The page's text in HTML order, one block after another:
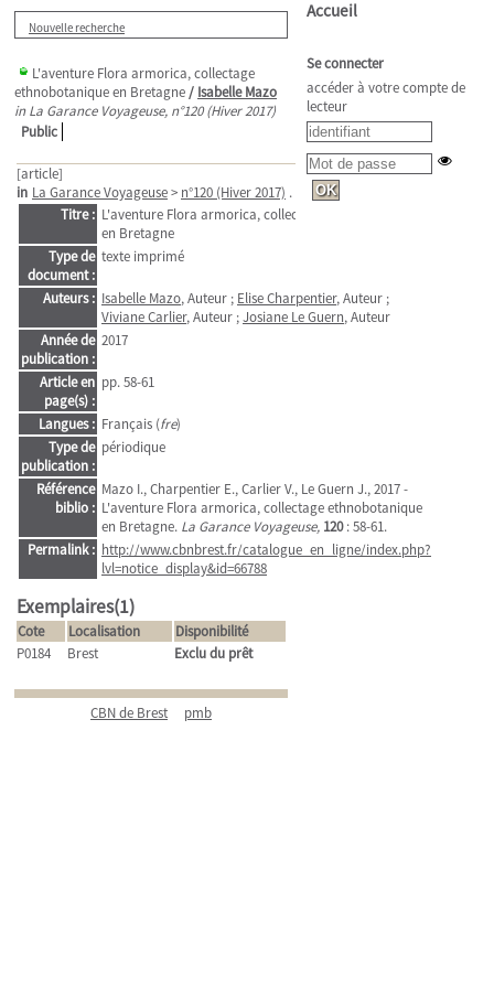
Nouvelle recherche
L'aventure Flora armorica, collectage
ethnobotanique en Bretagne/ Isabelle Mazo
in La Garance Voyageuse, n°120 (Hiver 2017)
Public
[article]
in La Garance Voyageuse> n°120 (Hiver 2017) . - pp. 58-61
Titre : L'aventure Flora armorica, collectage ethnobotanique
en Bretagne
Type de
document :
texte imprimé
Auteurs : Isabelle Mazo, Auteur ; Elise Charpentier, Auteur ;
Viviane Carlier, Auteur ;Josiane Le Guern, Auteur
Année de
publication :
2017
Article en
page(s) :
pp. 58-61
Langues : Français (fre)
Type de
publication :
périodique
Référence
biblio :
Mazo I., Charpentier E., Carlier V., Le Guern J., 2017 -
L'aventure Flora armorica, collectage ethnobotanique
en Bretagne. La Garance Voyageuse, 120: 58-61.
Permalink : http://www.cbnbrest.fr/catalogue_en_ligne/index.php?
lvl=notice_display&id=66788
Exemplaires(1)
Cote Localisation
Disponibilité
P0184
Brest Exclu du prêt
CBN de Brest pmb
Accueil
Se connecter
accéder à votre compte de
lecteur